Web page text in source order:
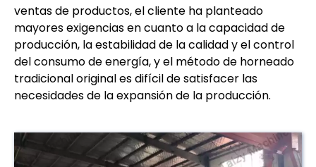
ventas de productos, el cliente ha planteado
mayores exigencias en cuanto a la capacidad de
producción, la estabilidad de la calidad y el control
del consumo de energía, y el método de horneado
tradicional original es difícil de satisfacer las
necesidades de la expansión de la producción.